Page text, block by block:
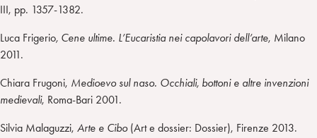
III, pp. 1357-1382.
Luca Frigerio, Cene ultime. L’Eucaristia nei capolavori dell’arte, Milano
2011.
Chiara Frugoni, Medioevo sul naso. Occhiali, bottoni e altre invenzioni
medievali, Roma-Bari 2001.
Silvia Malaguzzi, Arte e Cibo(Art e dossier: Dossier), Firenze 2013.